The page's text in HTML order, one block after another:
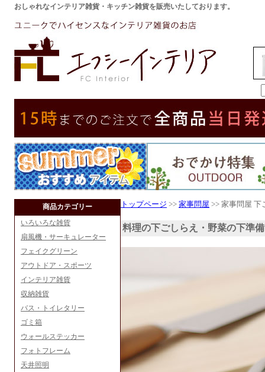
おしゃれなインテリア雑貨・キッチン雑貨を販売いたしております。
商品カテゴリー
いろいろな雑貨
扇風機・サーキュレーター
フェイクグリーン
アウトドア・スポーツ
インテリア雑貨
収納雑貨
バス・トイレタリー
ゴミ箱
ウォールステッカー
フォトフレーム
天井照明
トップページ >> 家事問屋 >> 家事問屋 下
料理の下ごしらえ・野菜の下準